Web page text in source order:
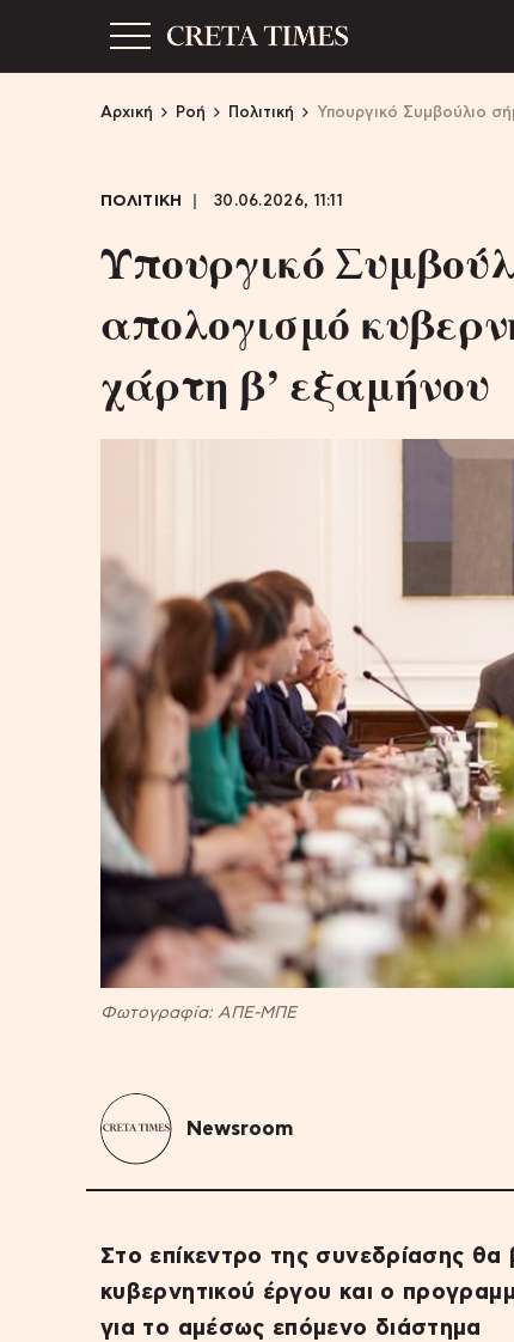
Αρχική Ροή Πολιτική Υπουργικό Συμβούλιο
ΠΟΛΙΤΙΚΗ 30.06.2026, 11:11
Υπουργικό
απολογισμό
χάρτη β’ εξαμήνου
Φωτογραφία: ΑΠΕ-ΜΠΕ
Newsroom
Στο επίκεντρο της συνεδρίασης
κυβερνητικού έργου και ο
για το αμέσως επόμενο διάστημα